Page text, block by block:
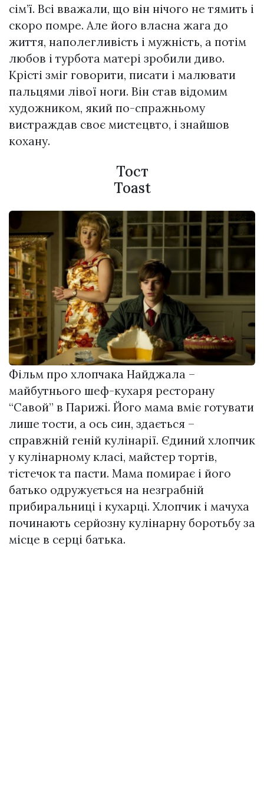
сім’ї. Всі вважали, що він нічого не тямить і
скоро помре. Але його власна жага до
життя, наполегливість і мужність, а потім
любов і турбота матері зробили диво.
Крісті зміг говорити, писати і малювати
пальцями лівої ноги. Він став відомим
художником, який по-спражньому
вистраждав своє мистецвто, і знайшов
кохану.
Тост
Toast
Фільм про хлопчака Найджала –
майбутнього шеф-кухаря ресторану
“Савой” в Парижі. Його мама вміє готувати
лише тости, а ось син, здається –
справжній геній кулінарії. Єдиний хлопчик
у кулінарному класі, майстер тортів,
тістечок та пасти. Мама помирає і його
батько одружується на незграбній
прибиральниці і кухарці. Хлопчик і мачуха
починають серйозну кулінарну боротьбу за
місце в серці батька.